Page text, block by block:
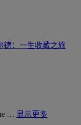
德：一生收藏之旅
… 显示更多